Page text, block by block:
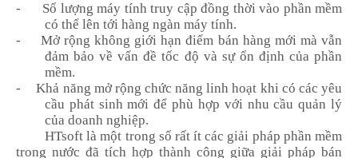
-
Số lượng máy tính truy cập đồng thời vào phần mềm
có thể lên tới hàng ngàn máy tính.
-
Mở rộng không giới hạn điểm bán hàng mới mà vẫn
đảm bảo về vấn đề tốc độ và sự ổn định của phần
mềm.
-
Khả năng mở rộng chức năng linh hoạt khi có các yêu
cầu phát sinhmới để phù hợp với nhu cầu quản lý
của doanh nghiệp.
HTsoft là một trong số rất ít các giải pháp phần mềm
trong nước đã tích hợp thành công giữa giải pháp bán